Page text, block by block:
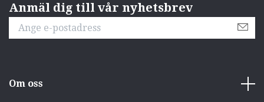
Anmäl dig till vår nyhetsbrev
Om oss